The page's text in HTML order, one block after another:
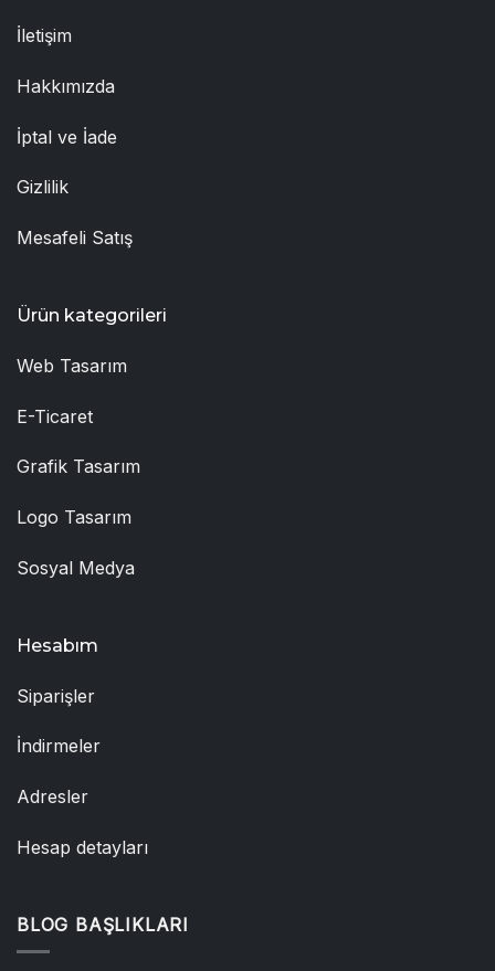
İletişim
Hakkımızda
İptal ve İade
Gizlilik
Mesafeli Satış
Ürün kategorileri
Web Tasarım
E-Ticaret
Grafik Tasarım
Logo Tasarım
Sosyal Medya
Hesabım
Siparişler
İndirmeler
Adresler
Hesap detayları
BLOG BAŞLIKLARI